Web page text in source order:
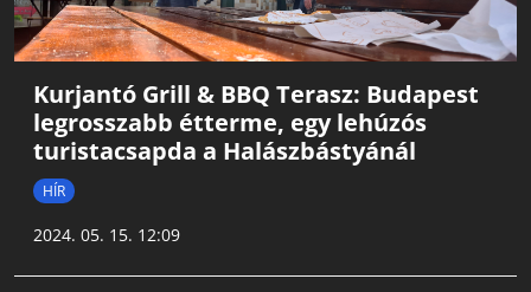
Kurjantó Grill & BBQ Terasz: Budapest
legrosszabb étterme, egy lehúzós
turistacsapda a Halászbástyánál
HÍR
2024. 05. 15. 12:09